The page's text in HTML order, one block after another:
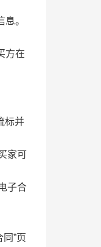
。
方在
标并
家可
子合
”页